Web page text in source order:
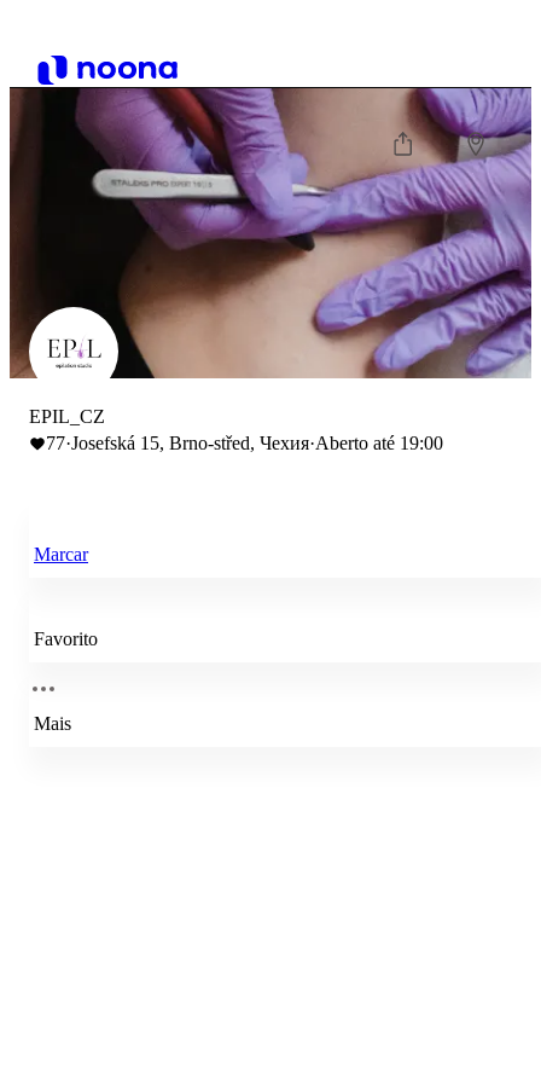
EPIL_CZ
77·Josefská 15, Brno-střed, Чехия·Aberto até 19:00
Marcar
Favorito
Mais